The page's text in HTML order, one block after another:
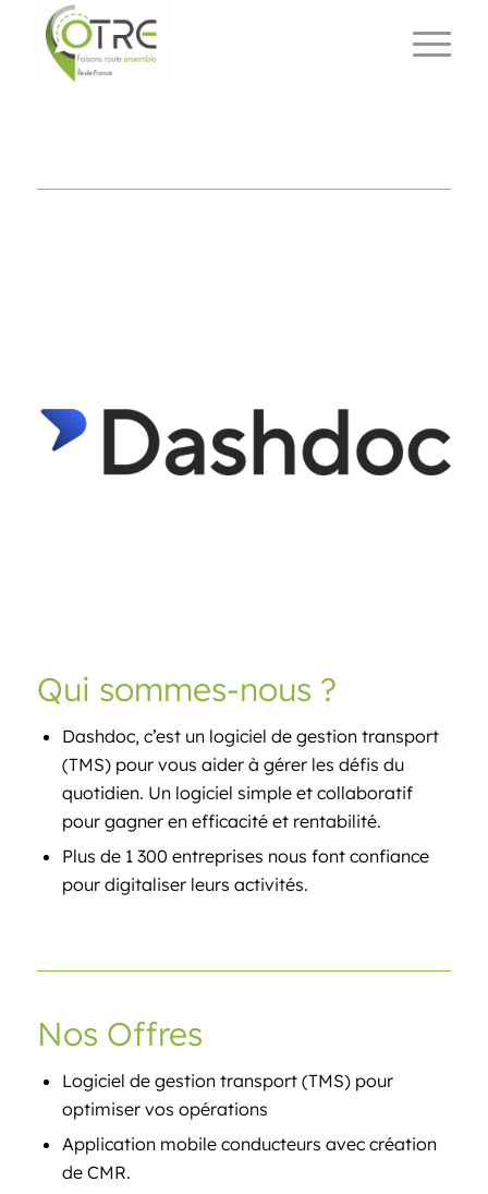
Qui sommes-nous ?
Dashdoc, c’est un logiciel de gestion transport
(TMS) pour vous aider à gérer les défis du
quotidien. Un logiciel simple et collaboratif
pour gagner en efficacité et rentabilité.
Plus de 1 300 entreprises nous font confiance
pour digitaliser leurs activités.
Nos Offres
Logiciel de gestion transport (TMS) pour
optimiser vos opérations
Application mobile conducteurs avec création
de CMR.